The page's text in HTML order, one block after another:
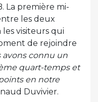
La première mi-
les deux
visiteurs qui
de rejoindre
avons connu un
quart-temps et
en notre
Duvivier.